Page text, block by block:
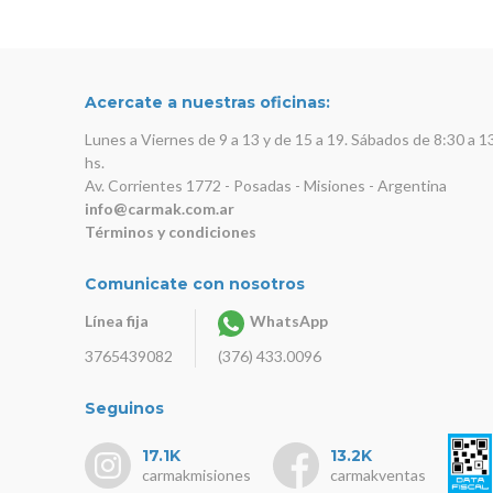
Acercate a nuestras oficinas:
Lunes a Viernes de 9 a 13 y de 15 a 19. Sábados de 8:30 a
hs.
Av. Corrientes 1772 - Posadas - Misiones - Argentina
info@carmak.com.ar
Términos y condiciones
Comunicate con nosotros
Línea fija
3765439082
WhatsApp
(376) 433.0096
Seguinos
17.1K
carmakmisiones
13.2K
carmakventas